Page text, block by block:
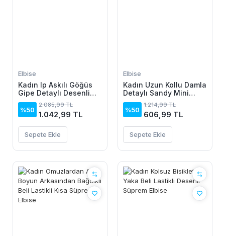
Elbise
Kadın Ip Askılı Göğüs
Gipe Detaylı Desenli
Uzun Süprem Elbise
%50
2.085,99 TL
1.042,99 TL
Sepete Ekle
Elbise
Kadın Uzun Kollu Damla
Detaylı Sandy Mini
Elbise
%50
1.214,99 TL
606,99 TL
Sepete Ekle